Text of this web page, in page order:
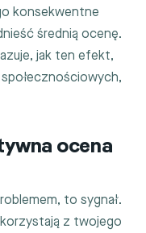
konsekwentne
średnią ocenę.
jak ten efekt,
ocena
to sygnał.
z twojego